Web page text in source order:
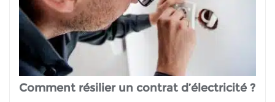
Comment résilier un contrat d’électricité ?